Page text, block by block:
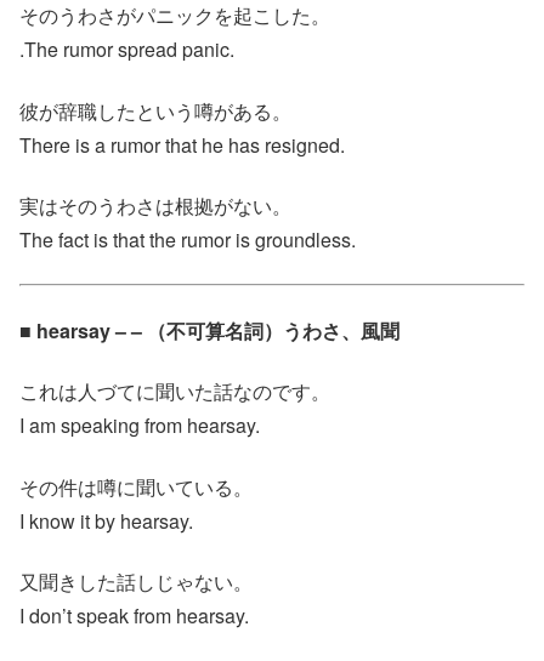
そのうわさがパニックを起こした。
.The rumor spread panic.
彼が辞職したという噂がある。
There is a rumor that he has resigned.
実はそのうわさは根拠がない。
The fact is that the rumor is groundless.
■ hearsay – – （不可算名詞）うわさ、風聞
これは人づてに聞いた話なのです。
I am speaking from hearsay.
その件は噂に聞いている。
I know it by hearsay.
又聞きした話しじゃない。
I don’t speak from hearsay.